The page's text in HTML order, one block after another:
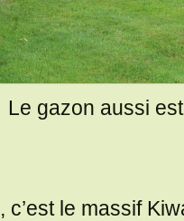
Le gazon aussi
c’est le massif